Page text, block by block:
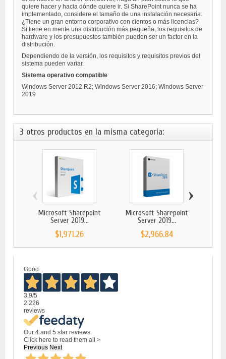
quiere hacer y hacia dónde quiere ir. Si SharePoint nunca se ha
implementado, considere el tamaño de una instalación necesaria.
¿Tiene un gran entorno corporativo con cientos o más licencias?
Si tiene en mente una distribución más pequeña, los requisitos de
hardware y los presupuestos también pueden ser un factor en la
distribución.
Dependiendo de la versión, los requisitos y requisitos previos del
sistema pueden variar.
Sistema operativo compatible
Windows Server 2012 R2; Windows Server 2016; Windows Server
2019
3 otros productos en la misma categoría:
Microsoft Sharepoint
Server 2019...
$1,971.26
Microsoft Sharepoint
Server 2019...
$2,966.84
‹ ›
Good
3,9/5
2.226
reviews
Our 4 and 5 star reviews.
Click here to read them all >
Previous Next